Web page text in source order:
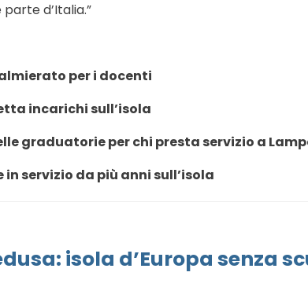
d’Italia.”
per i docenti
incarichi sull’isola
graduatorie per chi presta servizio a
servizio da più anni sull’isola
isola d’Europa senza